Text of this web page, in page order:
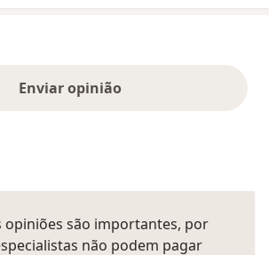
Enviar opinião
opiniões são importantes, por
não podem pagar